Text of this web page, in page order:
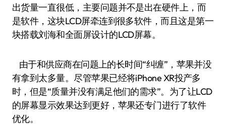
出货量一直很低，主要问题并不是出在硬件上，而
是软件，这块LCD屏牵连到很多软件，而且这是第一
块搭载刘海和全面屏设计的LCD屏幕。
由于和供应商在问题上的长时间“纠缠”，苹果并没
有拿到太多量。尽管苹果已经将iPhone XR投产多
时，但是“质量并没有满足他们的需求”。为了让LCD
的屏幕显示效果达到更好，苹果还专门进行了软件
优化。